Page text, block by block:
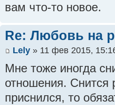
вам что-то новое.
Re: Любовь на
Lely » 11 фев 2015,
Мне тоже иногда
отношения. Снится
приснился, то